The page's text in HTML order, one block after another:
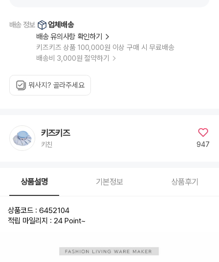
배송 정보
업체배송
배송 유의사항 확인하기
키즈키즈 상품 100,000원 이상 구매 시 무료배송
배송비 3,000원 절약하기
뭐사지? 골라주세요
키즈키즈
키친 947
상품설명 기본정보 상품후기
상품코드 : 6452104
적립 마일리지 : 24 Point~